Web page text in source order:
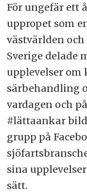
För ungefär ett
uppropet som
västvärlden
Sverige delade
upplevelser om
särbehandling
vardagen och
#lättaankar
grupp på
sina
sätt.